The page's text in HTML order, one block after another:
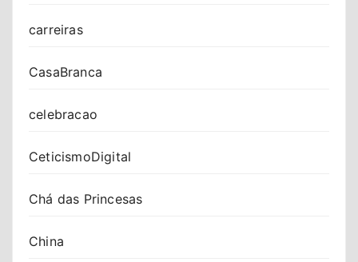
carreiras
CasaBranca
celebracao
CeticismoDigital
Chá das Princesas
China